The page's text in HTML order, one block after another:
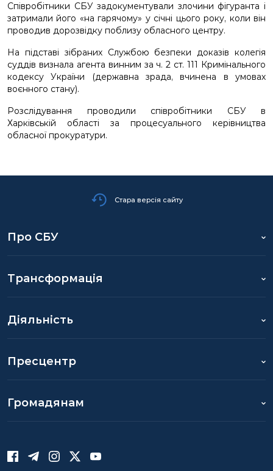
Співробітники СБУ задокументували злочини фігуранта і
затримали його «на гарячому» у січні цього року, коли він
проводив дорозвідку поблизу обласного центру.
На підставі зібраних Службою безпеки доказів колегія
суддів визнала агента винним за ч. 2 ст. 111 Кримінального
кодексу України (державна зрада, вчинена в умовах
воєнного стану).
Розслідування проводили співробітники СБУ в
Харківській області за процесуального керівництва
обласної прокуратури.
Стара версія сайту
Про СБУ
Трансформація
Діяльність
Пресцентр
Громадянам